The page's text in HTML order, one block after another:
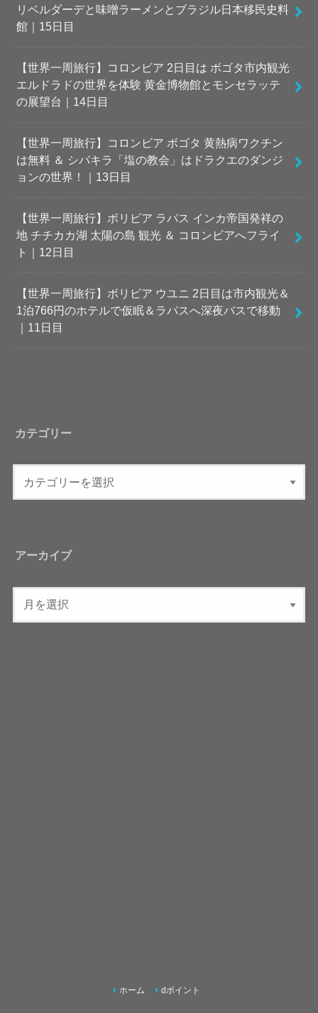
リベルダーデと味噌ラーメンとブラジル日本移民史料
館｜15日目
【世界一周旅行】コロンビア 2日目は ボゴタ市内観光
エルドラドの世界を体験 黄金博物館とモンセラッテ
の展望台｜14日目
【世界一周旅行】コロンビア ボゴタ 黄熱病ワクチン
は無料 ＆ シパキラ「塩の教会」はドラクエのダンジ
ョンの世界！｜13日目
【世界一周旅行】ボリビア ラパス インカ帝国発祥の
地 チチカカ湖 太陽の島 観光 ＆ コロンビアへフライ
ト｜12日目
【世界一周旅行】ボリビア ウユニ 2日目は市内観光＆
1泊766円のホテルで仮眠＆ラパスへ深夜バスで移動
｜11日目
カテゴリー
アーカイブ
ホーム dポイント